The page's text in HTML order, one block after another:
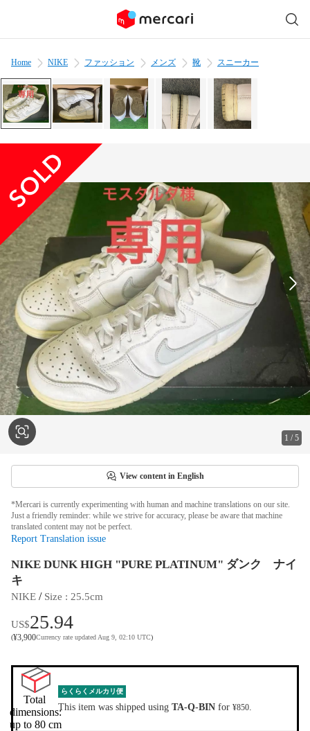
Home NIKE ファッション メンズ 靴 スニーカー
1 /5
View content in English
*Mercari is currently experimenting with human and machine translations on our site.
Just a friendly reminder: while we strive for accuracy, please be aware that machine
translated content may not be perfect.
Report Translation issue
NIKE DUNK HIGH "PURE PLATINUM" ダンク ナイ
キ
NIKE / Size : 25.5cm
US$25.94
(¥3,900Currency rate updated Aug 9, 02:10 UTC)
Total
dimensions:
up to 80 cm
らくらくメルカリ便
This item was shipped using TA-Q-BIN for ¥850.